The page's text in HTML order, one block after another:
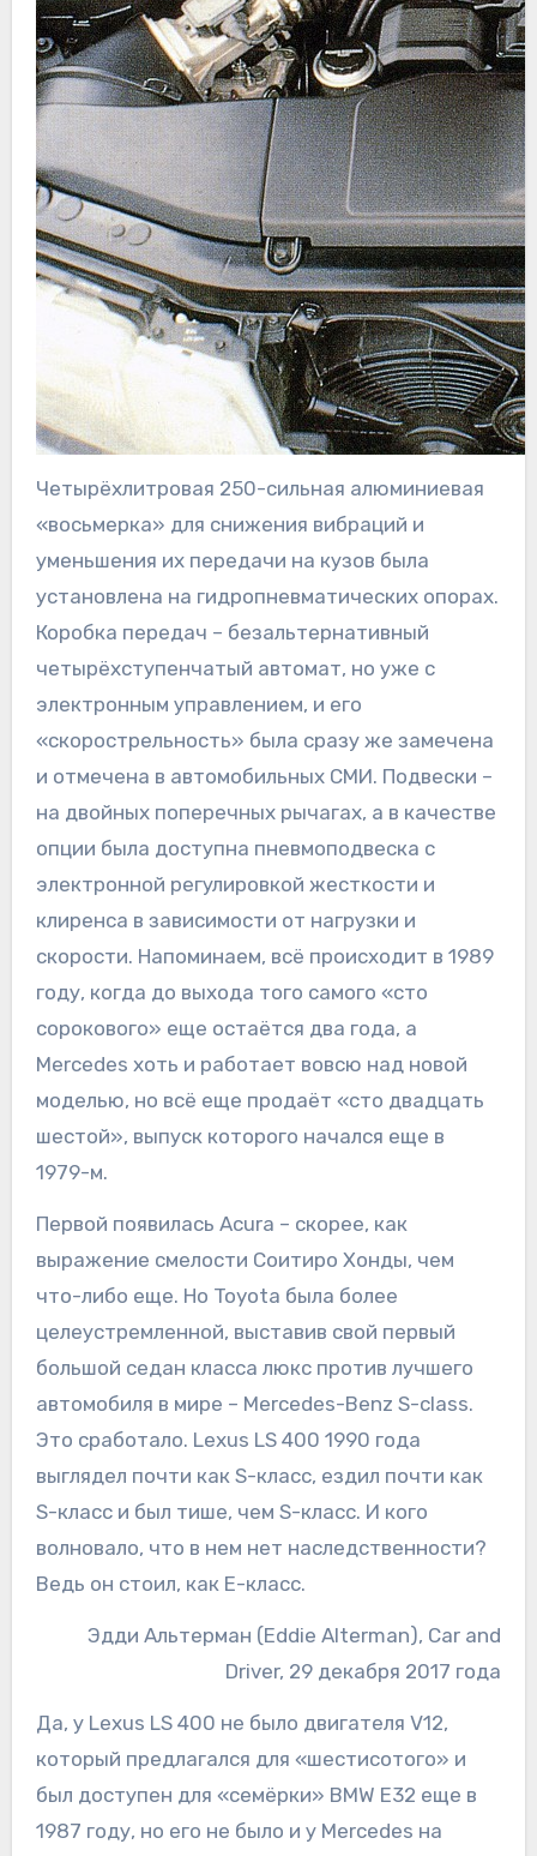
Четырёхлитровая 250-сильная алюминиевая
«восьмерка» для снижения вибраций и
уменьшения их передачи на кузов была
установлена на гидропневматических опорах.
Коробка передач – безальтернативный
четырёхступенчатый автомат, но уже с
электронным управлением, и его
«скорострельность» была сразу же замечена
и отмечена в автомобильных СМИ. Подвески –
на двойных поперечных рычагах, а в качестве
опции была доступна пневмоподвеска с
электронной регулировкой жесткости и
клиренса в зависимости от нагрузки и
скорости. Напоминаем, всё происходит в 1989
году, когда до выхода того самого «сто
сорокового» еще остаётся два года, а
Mercedes хоть и работает вовсю над новой
моделью, но всё еще продаёт «сто двадцать
шестой», выпуск которого начался еще в
1979-м.
Первой появилась Acura – скорее, как
выражение смелости Соитиро Хонды, чем
что-либо еще. Но Toyota была более
целеустремленной, выставив свой первый
большой седан класса люкс против лучшего
автомобиля в мире – Mercedes-Benz S-class.
Это сработало. Lexus LS 400 1990 года
выглядел почти как S-класс, ездил почти как
S-класс и был тише, чем S-класс. И кого
волновало, что в нем нет наследственности?
Ведь он стоил, как E-класс.
Эдди Альтерман (Eddie Alterman), Car and
Driver, 29 декабря 2017 года
Да, у Lexus LS 400 не было двигателя V12,
который предлагался для «шестисотого» и
был доступен для «семёрки» BMW E32 еще в
1987 году, но его не было и у Mercedes на